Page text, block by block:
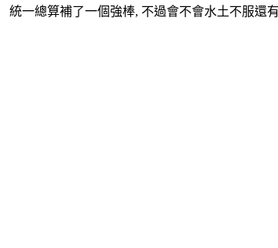
統一總算補了一個強棒, 不過會不會水土不服還